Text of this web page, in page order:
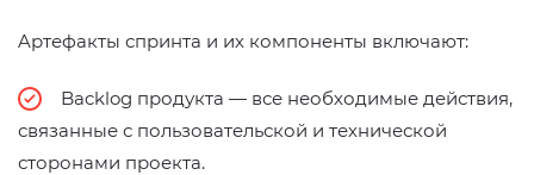
Aртефакты спринта и их компоненты включают:
Backlog продукта — все необходимые действия,
связанные с пользовательской и технической
сторонами проекта.